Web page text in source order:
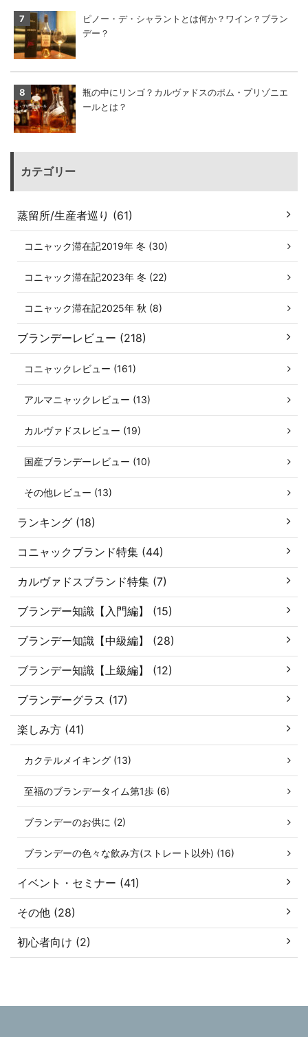
ピノー・デ・シャラントとは何か？ワイン？ブラン
デー？
瓶の中にリンゴ？カルヴァドスのポム・プリゾニエ
ールとは？
カテゴリー
蒸留所/生産者巡り (61)
コニャック滞在記2019年 冬 (30)
コニャック滞在記2023年 冬 (22)
コニャック滞在記2025年 秋 (8)
ブランデーレビュー (218)
コニャックレビュー (161)
アルマニャックレビュー (13)
カルヴァドスレビュー (19)
国産ブランデーレビュー (10)
その他レビュー (13)
ランキング (18)
コニャックブランド特集 (44)
カルヴァドスブランド特集 (7)
ブランデー知識【入門編】 (15)
ブランデー知識【中級編】 (28)
ブランデー知識【上級編】 (12)
ブランデーグラス (17)
楽しみ方 (41)
カクテルメイキング (13)
至福のブランデータイム第1歩 (6)
ブランデーのお供に (2)
ブランデーの色々な飲み方(ストレート以外) (16)
イベント・セミナー (41)
その他 (28)
初心者向け (2)